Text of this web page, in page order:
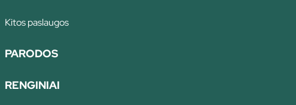
Kitos paslaugos
PARODOS
RENGINIAI